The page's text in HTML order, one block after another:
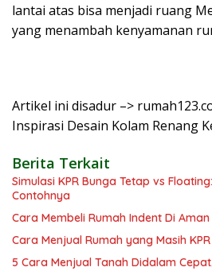
lantai atas bisa menjadi ruang
yang menambah kenyamanan
Artikel ini disadur –>
Inspirasi Desain Kolam Renang
Berita Terkait
Simulasi KPR Bunga Tetap vs
Contohnya
Cara Membeli Rumah Indent Di
Cara Menjual Rumah yang Masih
5 Cara Menjual Tanah Didalam